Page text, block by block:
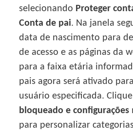
selecionando Proteger
Conta de pai. Na janela
data de nascimento para
de acesso e as páginas da
para a faixa etária
pais agora será ativado
usuário especificada.
bloqueado e configurações
para personalizar